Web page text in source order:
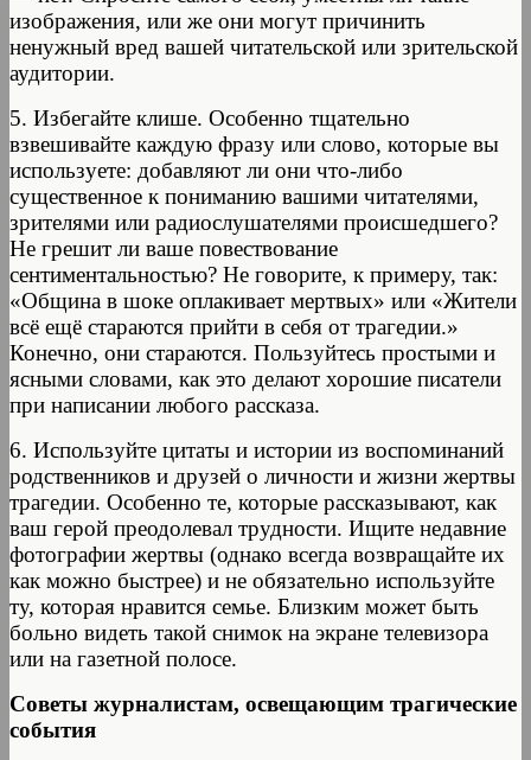
изображения, или же они могут причинить
ненужный вред вашей читательской или зрительской
аудитории.
5. Избегайте клише. Особенно тщательно
взвешивайте каждую фразу или слово, которые вы
используете: добавляют ли они что-либо
существенное к пониманию вашими читателями,
зрителями или радиослушателями происшедшего?
Не грешит ли ваше повествование
сентиментальностью? Не говорите, к примеру, так:
«Община в шоке оплакивает мертвых» или «Жители
всё ещё стараются прийти в себя от трагедии.»
Конечно, они стараются. Пользуйтесь простыми и
ясными словами, как это делают хорошие писатели
при написании любого рассказа.
6. Используйте цитаты и истории из воспоминаний
родственников и друзей о личности и жизни жертвы
трагедии. Особенно те, которые рассказывают, как
ваш герой преодолевал трудности. Ищите недавние
фотографии жертвы (однако всегда возвращайте их
как можно быстрее) и не обязательно используйте
ту, которая нравится семье. Близким может быть
больно видеть такой снимок на экране телевизора
или на газетной полосе.
Советы журналистам, освещающим трагические
события